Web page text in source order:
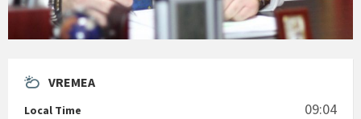
VREMEA
Local Time 09:04